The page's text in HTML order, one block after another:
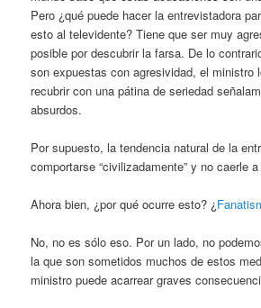
Pero ¿qué puede hacer la entrevistadora
esto al televidente? Tiene que ser muy
posible por descubrir la farsa. De lo
son expuestas con agresividad, el ministro
recubrir con una pátina de seriedad
absurdos.
Por supuesto, la tendencia natural de la
comportarse “civilizadamente” y no caerle
Ahora bien, ¿por qué ocurre esto? ¿
No, no es sólo eso. Por un lado, no
la que son sometidos muchos de estos
ministro puede acarrear graves